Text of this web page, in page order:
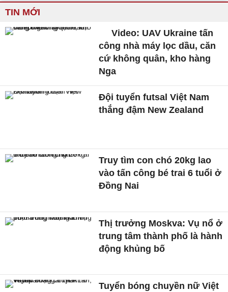
TIN MỚI
Video: UAV Ukraine tấn
công nhà máy lọc dầu, căn
cứ không quân, kho hàng
Nga
Đội tuyển futsal Việt Nam
thắng đậm New Zealand
Truy tìm con chó 20kg lao
vào tấn công bé trai 6 tuổi ở
Đồng Nai
Thị trưởng Moskva: Vụ nổ ở
trung tâm thành phố là hành
động khủng bố
Tuyển bóng chuyền nữ Việt